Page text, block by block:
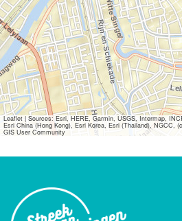
Leaflet|Sources: Esri, HERE, Garmin, USGS, Intermap,
Esri China (Hong Kong), Esri Korea, Esri (Thailand), NGCC,
GIS User Community